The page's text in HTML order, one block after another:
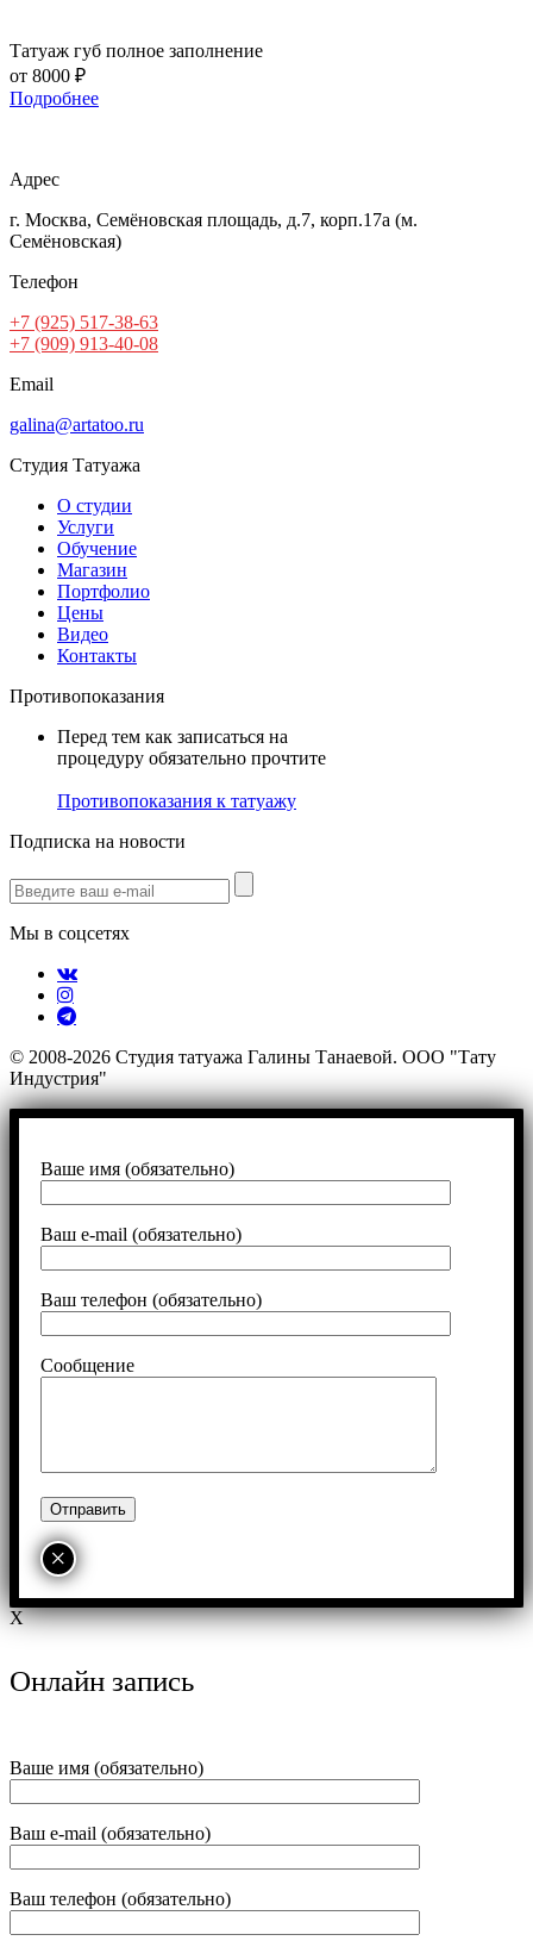
Татуаж губ полное заполнение
от 8000 ₽
Подробнее
Адрес
г. Москва, Семёновская площадь, д.7, корп.17а (м.
Семёновская)
Телефон
+7 (925) 517-38-63
+7 (909) 913-40-08
Email
galina@artatoo.ru
Студия Татуажа
О студии
Услуги
Обучение
Магазин
Портфолио
Цены
Видео
Контакты
Противопоказания
Перед тем как записаться на
процедуру обязательно прочтите
Противопоказания к татуажу
Подписка на новости
Мы в соцсетях
© 2008-2026 Студия татуажа Галины Танаевой. ООО "Тату
Индустрия"
Ваше имя (обязательно)
Ваш e-mail (обязательно)
Ваш телефон (обязательно)
Сообщение
×
X
Онлайн запись
Ваше имя (обязательно)
Ваш e-mail (обязательно)
Ваш телефон (обязательно)